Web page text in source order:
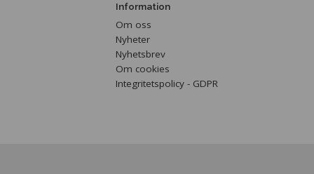
Information
Om oss
Nyheter
Nyhetsbrev
Om cookies
Integritetspolicy - GDPR